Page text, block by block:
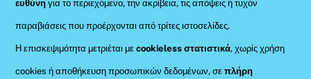
ευθύνη για το περιεχόμενο, την ακρίβεια, τις απόψεις ή τυχόν
παραβιάσεις που προέρχονται από τρίτες ιστοσελίδες.
Η επισκεψιμότητα μετριέται μεcookieless στατιστικά, χωρίς χρήση
cookies ή αποθήκευση προσωπικών δεδομένων, σεπλήρη